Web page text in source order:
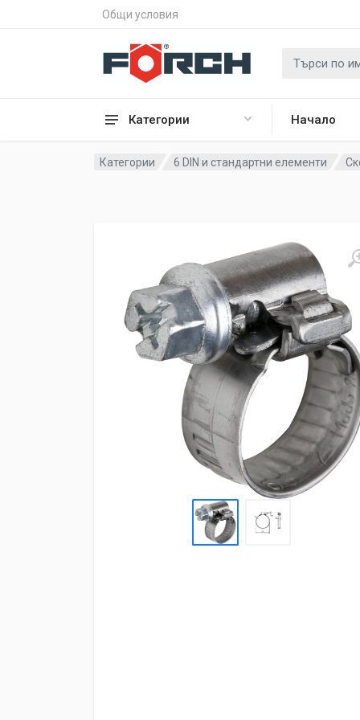
Общи условия
Категории Начало
Категории 6 DIN и стандартни елементи